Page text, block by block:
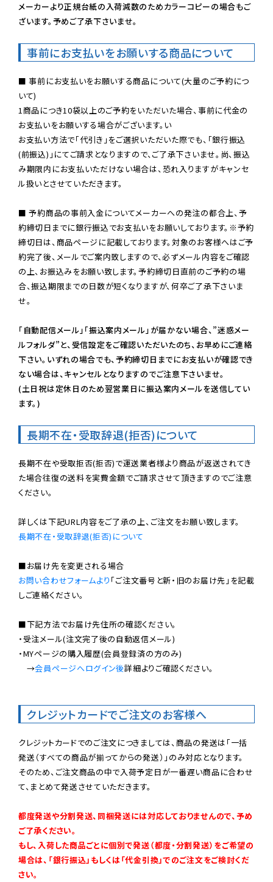
メーカーより正規台紙の入荷減数のためカラーコピーの場合もご
ざいます。予めご了承下さいませ。
事前にお支払いをお願いする商品について
■ 事前にお支払いをお願いする商品について(大量のご予約につ
いて)
1商品につき10袋以上のご予約をいただいた場合、事前に代金の
お支払いをお願いする場合がございます。い
お支払い方法で「代引き」をご選択いただいた際でも、「銀行振込
(前振込)」にてご請求となりますので、ご了承下さいませ。尚、振込
み期限内にお支払いただけない場合は、恐れ入りますがキャンセ
ル扱いとさせていただきます。
■ 予約商品の事前入金についてメーカーへの発注の都合上、予
約締切日までに銀行振込でお支払いをお願いしております。※予約
締切日は、商品ページに記載しております。対象のお客様へはご予
約完了後、メールでご案内致しますので、必ずメール内容をご確認
の上、お振込みをお願い致します。予約締切日直前のご予約の場
合、振込期限までの日数が短くなりますが、何卒ご了承下さいま
せ。
「自動配信メール」「振込案内メール」が届かない場合、”迷惑メー
ルフォルダ”と、受信設定をご確認いただいたのち、お早めにご連絡
下さい。いずれの場合でも、予約締切日までにお支払いが確認でき
ない場合は、キャンセルとなりますのでご注意下さいませ。
(土日祝は定休日のため翌営業日に振込案内メールを送信してい
ます。)
長期不在・受取辞退(拒否)について
長期不在や受取拒否(拒否)で運送業者様より商品が返送されてき
た場合往復の送料を実費金額でご請求させて頂きますのでご注意
ください。
長期不在・受取辞退(拒否)について
お問い合わせフォームより 「ご注文番号と新・旧のお届け先」を記載
しご連絡ください。
■下記方法でお届け先住所の確認ください。
・受注メール(注文完了後の自動返信メール)
・MYページの購入履歴(会員登録済の方のみ)
→会員ページへログイン後詳細よりご確認ください。
クレジットカードでご注文のお客様へ
クレジットカードでのご注文につきましては、商品の発送は「一括
発送（すべての商品が揃ってからの発送）」のみ対応となります。
そのため、ご注文商品の中で入荷予定日が一番遅い商品に合わせ
て、まとめて発送させていただきます。
都度発送や分割発送、同梱発送には対応しておりませんので、予め
ご了承ください。
もし、入荷した商品ごとに個別で発送（都度・分割発送）をご希望の
場合は、「銀行振込」もしくは「代金引換」でのご注文をご検討くだ
さい。